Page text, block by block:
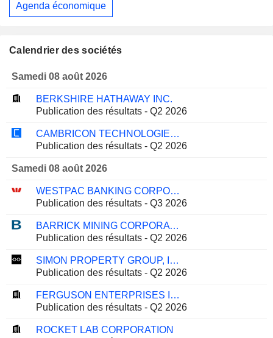
Agenda économique
Calendrier des sociétés
Samedi 08 août 2026
BERKSHIRE HATHAWAY INC.
Publication des résultats - Q2 2026
CAMBRICON TECHNOLOGIES CORPORATION LIMITED
Publication des résultats - Q2 2026
Samedi 08 août 2026
WESTPAC BANKING CORPORATION
Publication des résultats - Q3 2026
BARRICK MINING CORPORATION
Publication des résultats - Q2 2026
SIMON PROPERTY GROUP, INC.
Publication des résultats - Q2 2026
FERGUSON ENTERPRISES INC.
Publication des résultats - Q2 2026
ROCKET LAB CORPORATION